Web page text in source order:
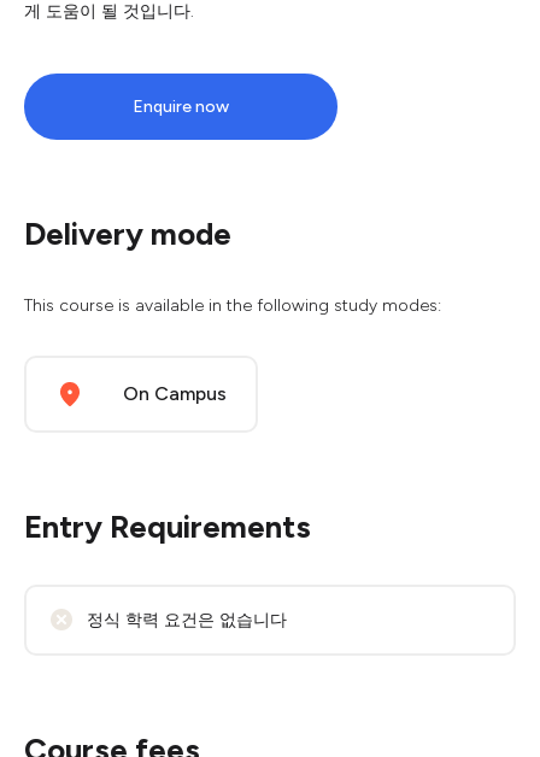
게 도움이 될 것입니다.
Enquire now
Delivery mode
This course is available in the following study modes:
On Campus
Entry Requirements
정식 학력 요건은 없습니다